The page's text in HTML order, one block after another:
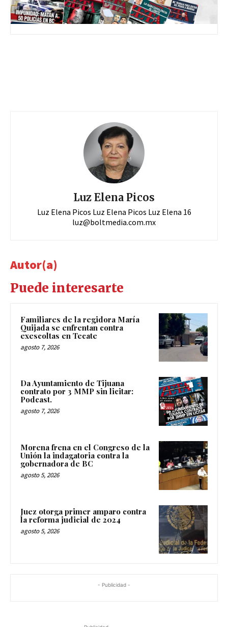
Luz Elena Picos
Luz Elena Picos Luz Elena Picos Luz Elena 16
luz@boltmedia.com.mx
Autor(a)
Puede interesarte
Familiares de la regidora María
Quijada se enfrentan contra
exescoltas en Tecate
agosto 7, 2026
Da Ayuntamiento de Tijuana
contrato por 3 MMP sin licitar:
Podcast.
agosto 7, 2026
Morena frena en el Congreso de la
Unión la indagatoria contra la
gobernadora de BC
agosto 5, 2026
Juez otorga primer amparo contra
la reforma judicial de 2024
agosto 5, 2026
- Publicidad -